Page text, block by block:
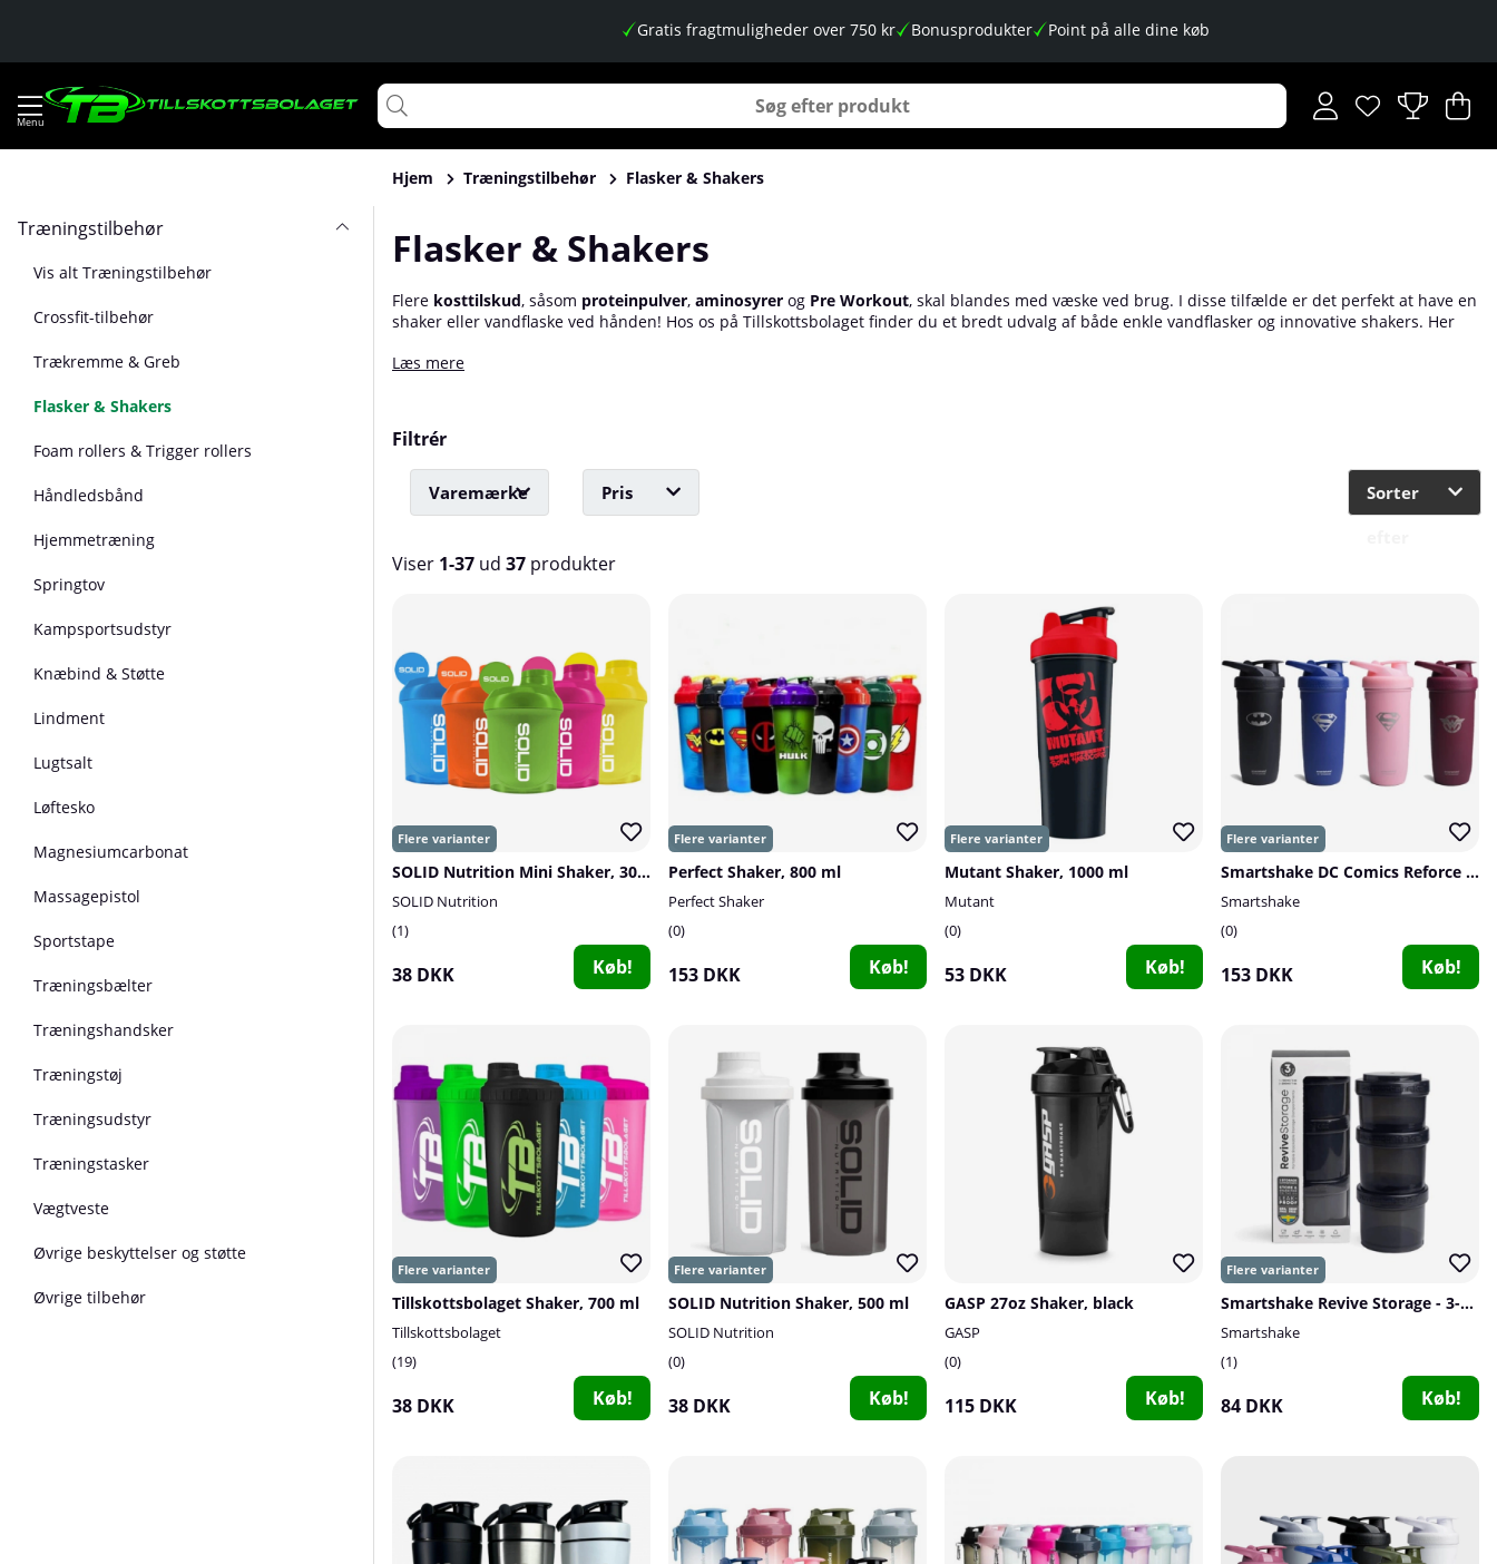
Gratis fragtmuligheder over 750 kr Bonusprodukter Point på alle dine køb
Ønskeliste
Antal på
.
.
Hjem Træningstilbehør Flasker & Shakers
Træningstilbehør
Vis alt Træningstilbehør
Crossfit-tilbehør
Trækremme & Greb
Flasker & Shakers
Foam rollers & Trigger rollers
Håndledsbånd
Hjemmetræning
Springtov
Kampsportsudstyr
Knæbind & Støtte
Lindment
Lugtsalt
Løftesko
Magnesiumcarbonat
Massagepistol
Sportstape
Træningsbælter
Træningshandsker
Træningstøj
Træningsudstyr
Træningstasker
Vægtveste
Øvrige beskyttelser og støtte
Øvrige tilbehør
Flasker & Shakers
Flere kosttilskud, såsom proteinpulver, aminosyrer og Pre Workout, skal blandes med væske ved brug. I disse tilfælde er det perfekt at have en
shaker eller vandflaske ved hånden! Hos os på Tillskottsbolaget finder du et bredt udvalg af både enkle vandflasker og innovative shakers. Her
og metal-shakers, der holder både varme og kolde drikke.
Læs mere
Filtrér
Varemærke Pris
Sorter
Viser 1-37 ud 37 produkter
SOLID Nutrition Mini Shaker, 300 ml
SOLID Nutrition
1
38 DKK Køb!
Perfect Shaker, 800 ml
Perfect Shaker
0
153 DKK Køb!
Mutant Shaker, 1000 ml
Mutant
0
53 DKK Køb!
Smartshake DC Comics Reforce Stainless Steel, 900 ml
Smartshake
0
153 DKK Køb!
Tillskottsbolaget Shaker, 700 ml
Tillskottsbolaget
19
38 DKK Køb!
SOLID Nutrition Shaker, 500 ml
SOLID Nutrition
0
38 DKK Køb!
GASP 27oz Shaker, black
GASP
0
115 DKK Køb!
Smartshake Revive Storage - 3-pack
Smartshake
1
84 DKK Køb!